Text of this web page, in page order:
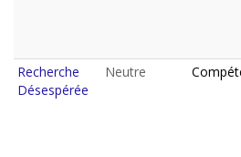
Recherche
Désespérée
Neutre